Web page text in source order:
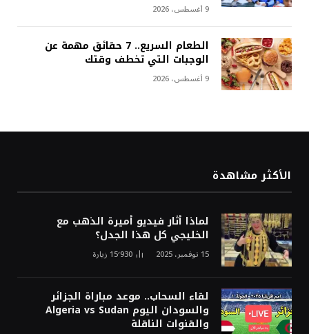
9 أغسطس، 2026
الطعام السريع.. 7 حقائق مهمة عن
الوجبات التي تخطف وقتك
9 أغسطس، 2026
الأكثر مشاهدة
لماذا أثار فيديو أميرة الذهب مع
الخليجي كل هذا الجدل؟
15 نوفمبر، 2025 15٬930 زيارة
لقاء السحاب.. موعد مباراة الجزائر
والسودان اليوم Algeria vs Sudan
والقنوات الناقلة